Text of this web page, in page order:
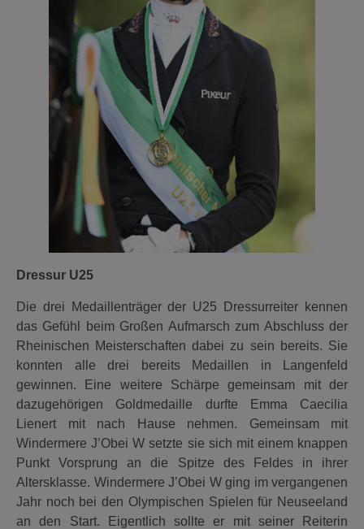
Dressur U25
Die drei Medaillenträger der U25 Dressurreiter kennen
das Gefühl beim Großen Aufmarsch zum Abschluss der
Rheinischen Meisterschaften dabei zu sein bereits. Sie
konnten alle drei bereits Medaillen in Langenfeld
gewinnen. Eine weitere Schärpe gemeinsam mit der
dazugehörigen Goldmedaille durfte Emma Caecilia
Lienert mit nach Hause nehmen. Gemeinsam mit
Windermere J’Obei W setzte sie sich mit einem knappen
Punkt Vorsprung an die Spitze des Feldes in ihrer
Altersklasse. Windermere J’Obei W ging im vergangenen
Jahr noch bei den Olympischen Spielen für Neuseeland
an den Start. Eigentlich sollte er mit seiner Reiterin